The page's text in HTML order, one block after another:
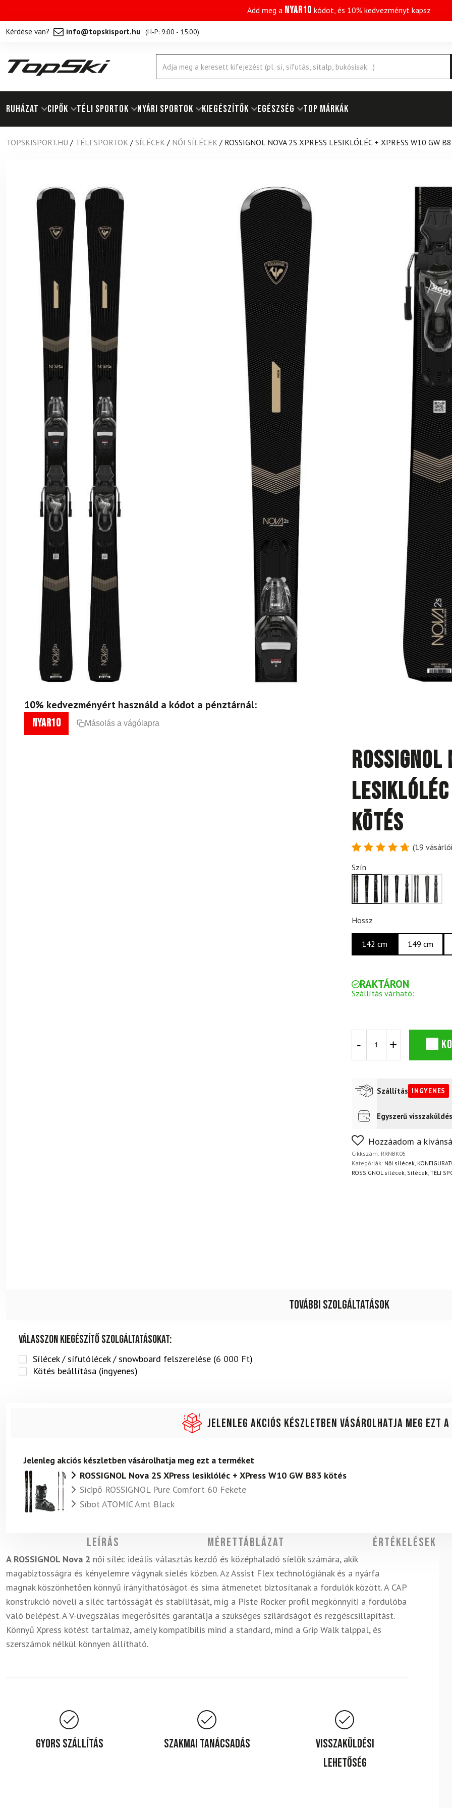
Add meg a NYAR10 kódot, és 10% kedvezményt kapsz
Kérdése van? info@topskisport.hu (H-P: 9:00 - 15:00)
Products
search
RUHÁZAT Cipők TÉLI SPORTOK NYÁRI SPORTOK KIEGÉSZÍTŐK EGÉSZSÉG Top márkák
TOPSKISPORT.HU / TÉLI SPORTOK / SÍLÉCEK / NŐI SÍLÉCEK / ROSSIGNOL NOVA 2S XPRESS LESIKLÓLÉC + XPRESS W10 GW
10% kedvezményért használd a kódot a pénztárnál:
nyar10 Másolás a vágólapra
lesiklóléc
kötés
4.79
5-ből,
értékelés
alapján
(19
Szín
Hossz
142 cm 149 cm
RAKTÁRON
Szállítás várható:
Nova
XPress
GW
B83
kötés
mennyiség
Szállítás INGYENES
Futár a címreIngyenes
Egyszerű
Nem biztos a
napon belül, indoklás nélkül.
Hozzáadom a
Cikkszám: RRNBK05
Kategóriák: Női sílécek,
ROSSIGNOL sílécek, Sílécek, TÉLI
További szolgáltatások
Válasszon kiegészítő szolgáltatásokat:
Sílécek / sífutólécek / snowboard felszerelése (6 000 Ft)
Kötés beállítása (ingyenes)
Jelenleg akciós készletben vásárolhatja meg ezt
Jelenleg akciós készletben vásárolhatja meg ezt a terméket
ROSSIGNOL Nova 2S XPress lesiklóléc + XPress W10 GW B83 kötés
Sícipő ROSSIGNOL Pure Comfort 60 Fekete
Síbot ATOMIC Amt Black
Leírás Mérettáblázat Értékelések
A ROSSIGNOL Nova 2 női síléc ideális választás kezdő és középhaladó síelők számára, akik
magabiztosságra és kényelemre vágynak síelés közben. Az Assist Flex technológiának és a nyárfa
magnak köszönhetően könnyű irányíthatóságot és sima átmenetet biztosítanak a fordulók között. A CAP
konstrukció növeli a síléc tartósságát és stabilitását, míg a Piste Rocker profil megkönnyíti a fordulóba
való belépést. A V-üvegszálas megerősítés garantálja a szükséges szilárdságot és rezgéscsillapítást.
Könnyű Xpress kötést tartalmaz, amely kompatibilis mind a standard, mind a Grip Walk talppal, és
szerszámok nélkül könnyen állítható.
Gyors szállítás Szakmai tanácsadás
Visszaküldési
lehetőség